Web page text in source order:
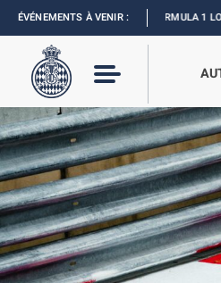
ÉVÉNEMENTS À VENIR :FORMULA 1 LOUIS